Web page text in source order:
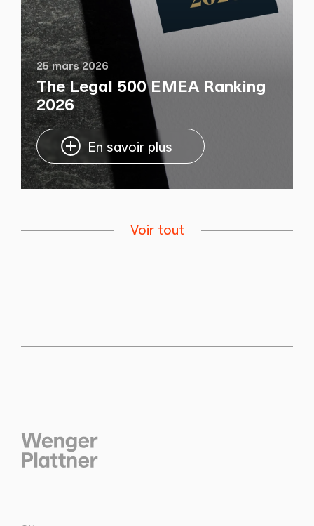
25 mars 2026
The Legal 500 EMEA Ranking
2026
En savoir plus
Voir tout